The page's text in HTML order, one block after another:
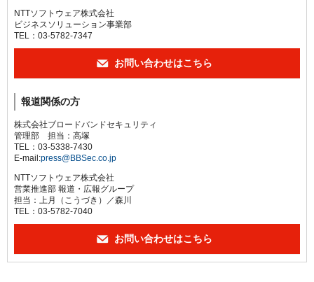
NTTソフトウェア株式会社
ビジネスソリューション事業部
TEL：03-5782-7347
お問い合わせはこちら
報道関係の方
株式会社ブロードバンドセキュリティ
管理部 担当：高塚
TEL：03-5338-7430
E-mail:press@BBSec.co.jp
NTTソフトウェア株式会社
営業推進部 報道・広報グループ
担当：上月（こうづき）／森川
TEL：03-5782-7040
お問い合わせはこちら